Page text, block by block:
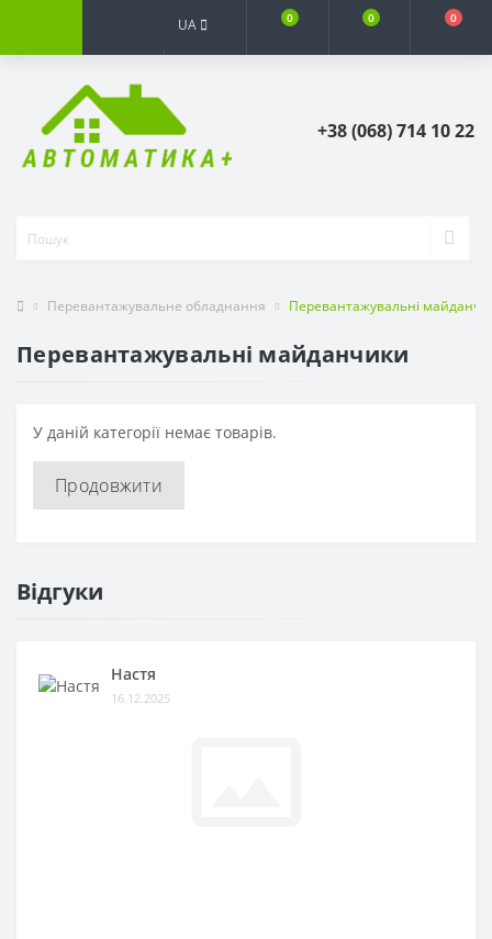
UA 0 0 0
+38 (068) 714 10 22
Перевантажувальне обладнання Перевантажувальні
Перевантажувальні майданчики
У даній категорії немає товарів.
Продовжити
Відгуки
Настя
16.12.2025